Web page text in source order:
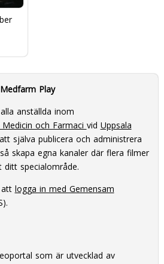
Play
anställda inom
och Farmaci vid Uppsala
själva publicera och administrera
skapa egna kanaler där flera filmer
specialområde.
logga in med Gemensam
som är utvecklad av